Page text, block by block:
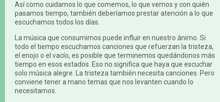
Así como cuidamos lo que comemos, lo que vemos y con quién
pasamos tiempo, también deberíamos prestar atención a lo que
escuchamos todos los días.
La música que consumimos puede influir en nuestro ánimo. Si
todo el tiempo escuchamos canciones que refuerzan la tristeza,
el enojo o el vacío, es posible que terminemos quedándonos más
tiempo en esos estados. Eso no significa que haya que escuchar
solo música alegre. La tristeza también necesita canciones. Pero
conviene tener a mano temas que nos levanten cuando lo
necesitamos.